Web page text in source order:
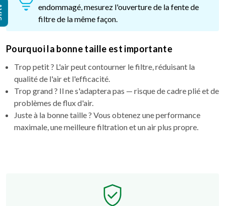
endommagé, mesurez l'ouverture de la fente de
filtre de la même façon.
Pourquoi la bonne taille est importante
Trop petit ? L'air peut contourner le filtre, réduisant la
qualité de l'air et l'efficacité.
Trop grand ? Il ne s'adaptera pas — risque de cadre plié et de
problèmes de flux d'air.
Juste à la bonne taille ? Vous obtenez une performance
maximale, une meilleure filtration et un air plus propre.